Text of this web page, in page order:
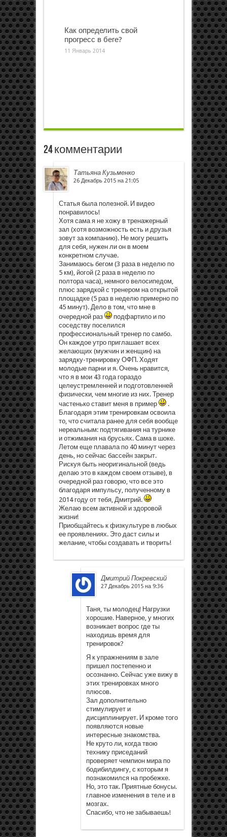
Как определить свой
прогресс в беге?
11 Январь 2014
24 комментарии
Татьяна Кузьменко
26 Декабрь 2015 на 21:05
Статья была полезной. И видео
понравилось!
Хотя сама я не хожу в тренажерный
зал (хотя возможность есть и друзья
зовут за компанию). Не могу решить
для себя, нужен ли он в моем
конкретном случае.
Занимаюсь бегом (3 раза в неделю по
5 км), йогой (2 раза в неделю по
полтора часа), немного велосипедом,
плюс зарядкой с тренером на открытой
площадке (5 раз в неделю примерно по
45 минут). Дело в том, что мне в
очередной раз
подфартило и по
соседству поселился
профессиональный тренер по самбо.
Он каждое утро приглашает всех
желающих (мужчин и женщин) на
зарядку-тренировку ОФП. Ходят
молодые парни и я. Очень нравится,
что я в мои 43 года гораздо
целеустремленней и подготовленней
физически, чем многие из них. Тренер
частенько ставит меня в пример
.
Благодаря этим тренировкам освоила
то, что считала ранее для себя вообще
нереальным: подтягивания на турнике
и отжимания на брусьях. Сама в шоке.
Летом еще плавала по 40 минут через
день, но сейчас бассейн закрыт.
Рискуя быть неоригинальной (ведь
делаю это в каждом своем отзыве), в
очередной раз говорю, что все это
благодаря импульсу, полученному в
2014 году от тебя, Дмитрий.
Желаю всем активной и здоровой
жизни!
Приобщайтесь к физкультуре в любых
ее проявлениях. Это даст силы и
желание, чтобы создавать и творить!
Дмитрий Покревский
27 Декабрь 2015 на 9:36
Таня, ты молодец! Нагрузки
хорошие. Наверное, у многих
возникает вопрос где ты
находишь время для
тренировок?
Я к упражнениям в зале
пришел постепенно и
осознанно. Сейчас уже вижу в
этих тренировках много
плюсов.
Зал дополнительно
стимулирует и
дисциплинирует. И кроме того
появляются новые
интересные знакомства.
Не круто ли, когда твою
технику приседаний
проверяет чемпион мира по
бодибилдингу, с которым я
познакомился на пробежке.
Но, это так. Приятные бонусы.
главное изменения в теле и в
мозгах.
Спасибо, что не забываешь!